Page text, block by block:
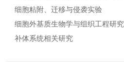
细胞粘附、迁移与侵袭实验
细胞外基质生物学与组织工程研究
补体系统相关研究